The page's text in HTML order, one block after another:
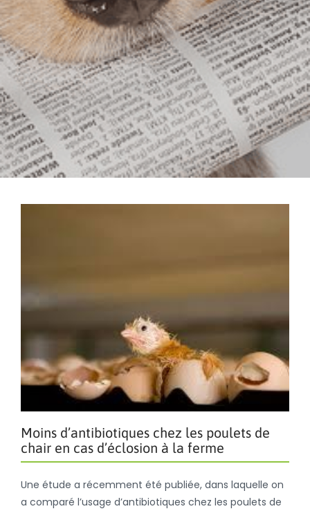
Moins d’antibiotiques chez les poulets de
chair en cas d’éclosion à la ferme
Une étude a récemment été publiée, dans laquelle on
a comparé l’usage d’antibiotiques chez les poulets de